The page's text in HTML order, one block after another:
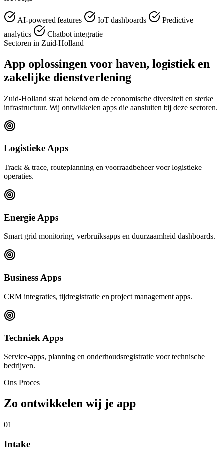
AI-powered features IoT dashboards
Predictive
analytics
Chatbot integratie
Sectoren in Zuid-Holland
App oplossingen voor haven, logistiek en
zakelijke dienstverlening
Zuid-Holland staat bekend om de economische diversiteit en sterke
infrastructuur. Wij ontwikkelen apps die aansluiten bij deze sectoren.
Logistieke Apps
Track & trace, routeplanning en voorraadbeheer voor logistieke
operaties.
Energie Apps
Smart grid monitoring, verbruiksapps en duurzaamheid dashboards.
Business Apps
CRM integraties, tijdregistratie en project management apps.
Techniek Apps
Service-apps, planning en onderhoudsregistratie voor technische
bedrijven.
Ons Proces
Zo ontwikkelen wij je app
01
Intake